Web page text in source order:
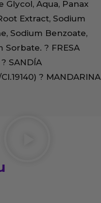
Glycol, Aqua, Panax
Extract, Sodium
Sodium Benzoate,
Sorbate. ? FRESA
? SANDÍA
? MANDARINA